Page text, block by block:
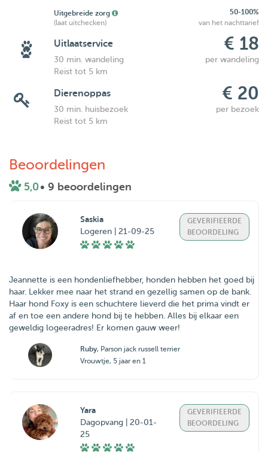
Uitgebreide zorg
50-100%
(laat uitchecken)
van het nachttarief
Uitlaatservice € 18
30 min. wandeling
per wandeling
Reist tot 5 km
Dierenoppas € 20
30 min. huisbezoek
per bezoek
Reist tot 5 km
Beoordelingen
5,0• 9 beoordelingen
Saskia
Logeren | 21-09-25
GEVERIFIEERDE
BEOORDELING
Jeannette is een hondenliefhebber, honden hebben het goed bij
haar. Lekker mee naar het strand en gezellig samen op de bank.
Haar hond Foxy is een schuchtere lieverd die het prima vindt er
af en toe een andere hond bij te hebben. Alles bij elkaar een
geweldig logeeradres! Er komen gauw weer!
Ruby, Parson jack russell terrier
Vrouwtje, 5 jaar en 1
Yara
Dagopvang | 20-01-
25
GEVERIFIEERDE
BEOORDELING